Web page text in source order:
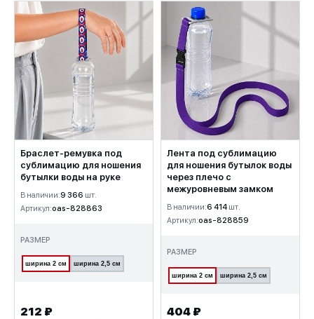
Браслет-ремувка под
сублимацию для ношения
бутылки воды на руке
В наличии:9 366 шт.
Артикул:oas-828863
РАЗМЕР
ширина 2 см ширина 2,5 см
212 ₽
Лента под сублимацию
для ношения бутылок воды
через плечо с
межуровневым замком
В наличии:6 414 шт.
Артикул:oas-828859
РАЗМЕР
ширина 2 см ширина 2,5 см
404 ₽